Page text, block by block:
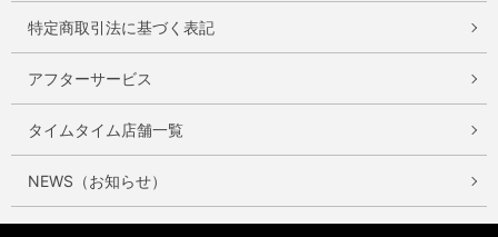
特定商取引法に基づく表記
アフターサービス
タイムタイム店舗一覧
NEWS（お知らせ）